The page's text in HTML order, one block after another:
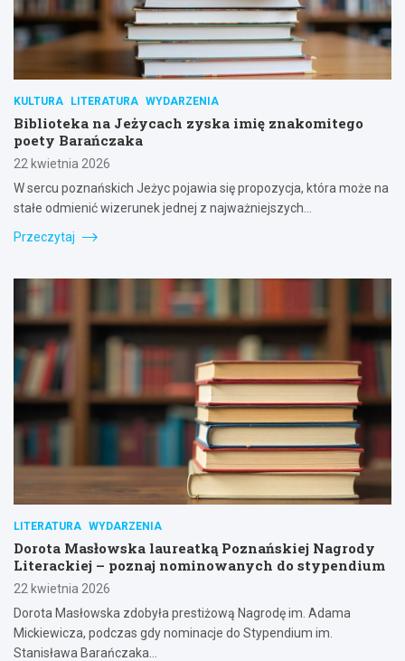
KULTURA LITERATURA WYDARZENIA
Biblioteka na Jeżycach zyska imię znakomitego
poety Barańczaka
22 kwietnia 2026
W sercu poznańskich Jeżyc pojawia się propozycja, która może na
stałe odmienić wizerunek jednej z najważniejszych…
Przeczytaj
LITERATURA WYDARZENIA
Dorota Masłowska laureatką Poznańskiej Nagrody
Literackiej – poznaj nominowanych do stypendium
22 kwietnia 2026
Dorota Masłowska zdobyła prestiżową Nagrodę im. Adama
Mickiewicza, podczas gdy nominacje do Stypendium im.
Stanisława Barańczaka…